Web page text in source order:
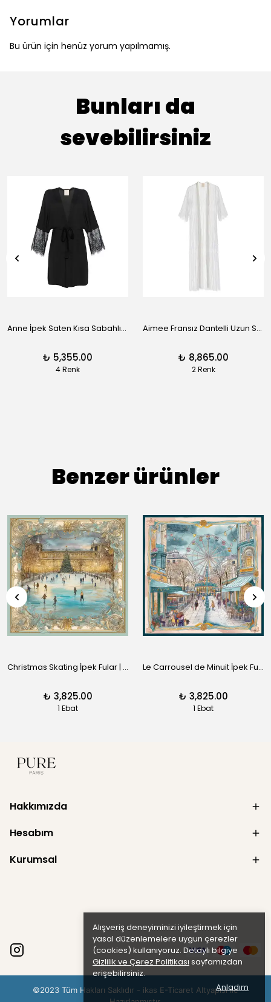
Alışveriş deneyiminizi iyileştirmek için
yasal düzenlemelere uygun çerezler
(cookies) kullanıyoruz. Detaylı bilgiye
Gizlilik ve Çerez Politikası sayfamızdan
erişebilirsiniz.
Anladım
Yorumlar
Bu ürün için henüz yorum yapılmamış.
Bunları da
sevebilirsiniz
Anne İpek Saten Kısa Sabahlık - Siyah
₺ 5,355.00
4 Renk
Aimee Fransız Dantelli Uzun Sabahlık - Siyah
₺ 8,865.00
2 Renk
Benzer ürünler
Christmas Skating İpek Fular | Pure Paris
₺ 3,825.00
1 Ebat
Le Carrousel de Minuit İpek Fular | Pure Paris
₺ 3,825.00
1 Ebat
Hakkımızda
Hesabım
Kurumsal
©2023 Tüm Hakları Saklıdır - ikas E-Ticaret Altyapısı ile